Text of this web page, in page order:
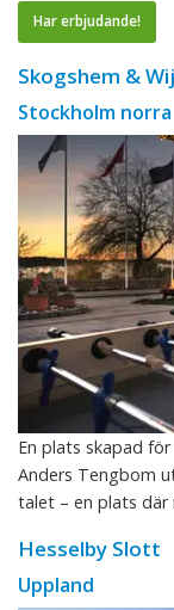
Har erbjudande!
Skogshem &
Stockholm norra
En plats skapad
Anders Tengbom
talet – en plats där
Hesselby Slott
Uppland